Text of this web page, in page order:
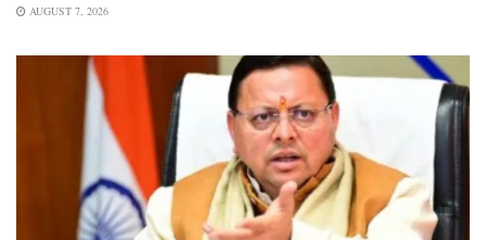
AUGUST 7, 2026